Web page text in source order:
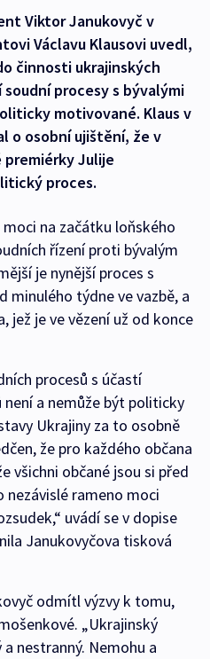
Viktor Janukovyč v
Václavu Klausovi uvedl,
činnosti ukrajinských
procesy s bývalými
motivované. Klaus v
o osobní ujištění, že v
premiérky Julije
proces.
na začátku loňského
řízení proti bývalým
je nynější proces s
minulého týdne ve vazbě, a
jež je ve vězení už od konce
procesů s účastí
a nemůže být politicky
Ukrajiny za to osobně
že pro každého občana
všichni občané jsou si před
nezávislé rameno moci
uvádí se v dopise
Janukovyčova tisková
odmítl výzvy k tomu,
„Ukrajinský
nestranný. Nemohu a